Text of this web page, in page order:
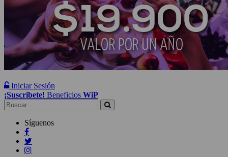
Iniciar Sesión
¡Suscribete! Beneficios WiP
Buscar:
Síguenos